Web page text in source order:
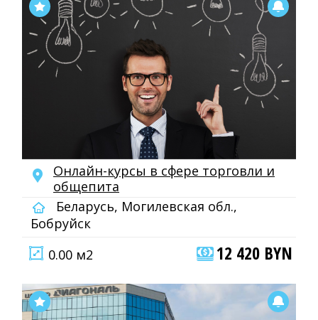
Онлайн-курсы в сфере торговли и
общепита
Беларусь, Могилевская обл.,
Бобруйск
0.00 м2
12 420 BYN